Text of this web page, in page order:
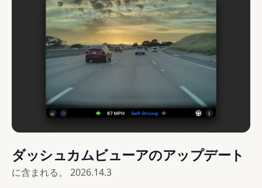
ダッシュカムビューアのアップデート
に含まれる。 2026.14.3